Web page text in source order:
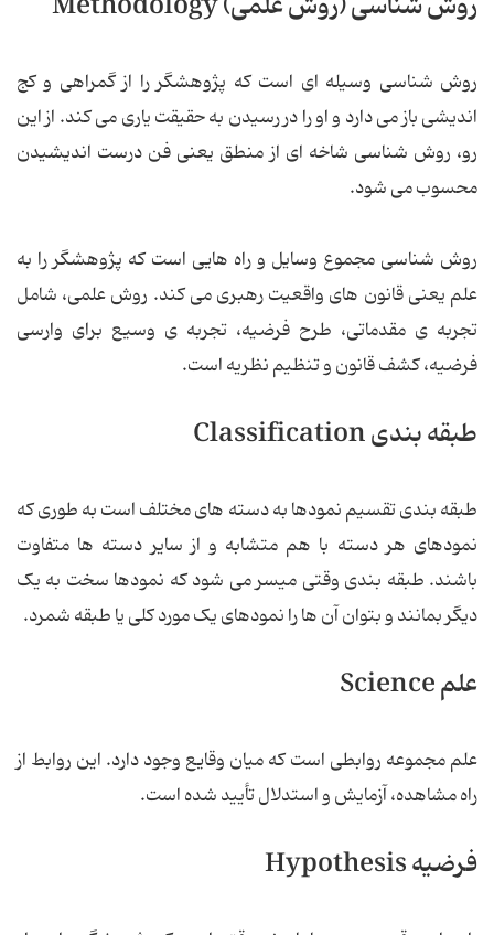
روش شناسی وسیله ای است که پژوهشگر را از گمراهی و کج
اندیشی باز می دارد و او را در رسیدن به حقیقت یاری می کند. از این
رو، روش شناسی شاخه ای از منطق یعنی فن درست اندیشیدن
محسوب می شود.
روش شناسی مجموع وسایل و راه هایی است که پژوهشگر را به
علم یعنی قانون های واقعیت رهبری می کند. روش علمی، شامل
تجربه ی مقدماتی، طرح فرضیه، تجربه ی وسیع برای وارسی
فرضیه، کشف قانون و تنظیم نظریه است.
طبقه بندی Classification
طبقه بندی تقسیم نمودها به دسته های مختلف است به طوری که
نمودهای هر دسته با هم متشابه و از سایر دسته ها متفاوت
باشند. طبقه بندی وقتی میسر می شود که نمودها سخت به یک
دیگر بمانند و بتوان آن ها را نمودهای یک مورد کلی یا طبقه شمرد.
علم Science
علم مجموعه روابطی است که میان وقایع وجود دارد. این روابط از
راه مشاهده، آزمایش و استدلال تأیید شده است.
فرضیه Hypothesis